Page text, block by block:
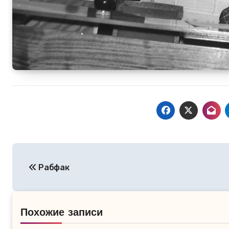
по
записям
Рабфак
Похожие записи